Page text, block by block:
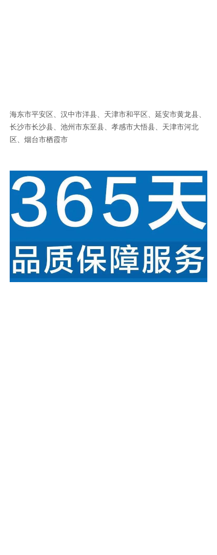
海东市平安区、汉中市洋县、天津市和平区、延安市黄龙县、
长沙市长沙县、池州市东至县、孝感市大悟县、天津市河北
区、烟台市栖霞市